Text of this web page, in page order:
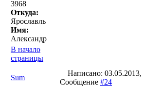
3968
Откуда:
Ярославль
Имя:
Александр
В начало
страницы
Sum
Написано: 03.05.2013,
Сообщение #24